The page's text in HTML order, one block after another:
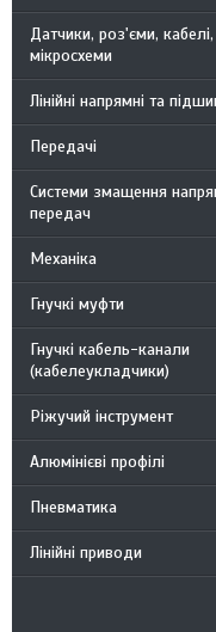
Датчики, роз'єми, кабелі,
мікросхеми
Лінійні напрямні та
Передачі
Системи змащення
передач
Механіка
Гнучкі муфти
Гнучкі кабель-канали
(кабелеукладчики)
Ріжучий інструмент
Алюмінієві профілі
Пневматика
Лінійні приводи